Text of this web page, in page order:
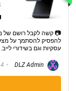
📷 קשה לקבל רושם של
להפסיק להסתמך על
עסקיות וגם בשידורי
24